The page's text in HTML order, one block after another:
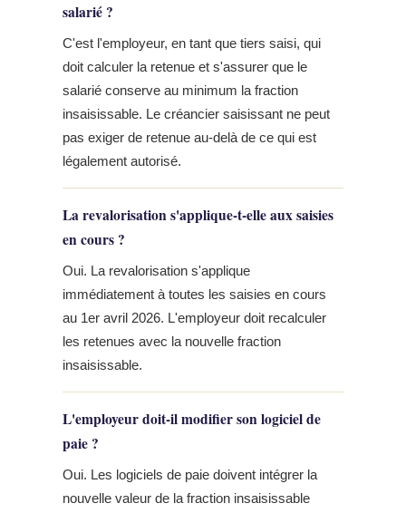
salarié ?
C'est l'employeur, en tant que tiers saisi, qui
doit calculer la retenue et s'assurer que le
salarié conserve au minimum la fraction
insaisissable. Le créancier saisissant ne peut
pas exiger de retenue au-delà de ce qui est
légalement autorisé.
La revalorisation s'applique-t-elle aux saisies
en cours ?
Oui. La revalorisation s'applique
immédiatement à toutes les saisies en cours
au 1er avril 2026. L'employeur doit recalculer
les retenues avec la nouvelle fraction
insaisissable.
L'employeur doit-il modifier son logiciel de
paie ?
Oui. Les logiciels de paie doivent intégrer la
nouvelle valeur de la fraction insaisissable